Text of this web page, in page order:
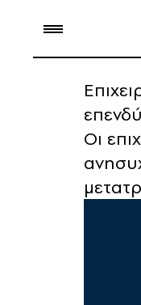
Οι